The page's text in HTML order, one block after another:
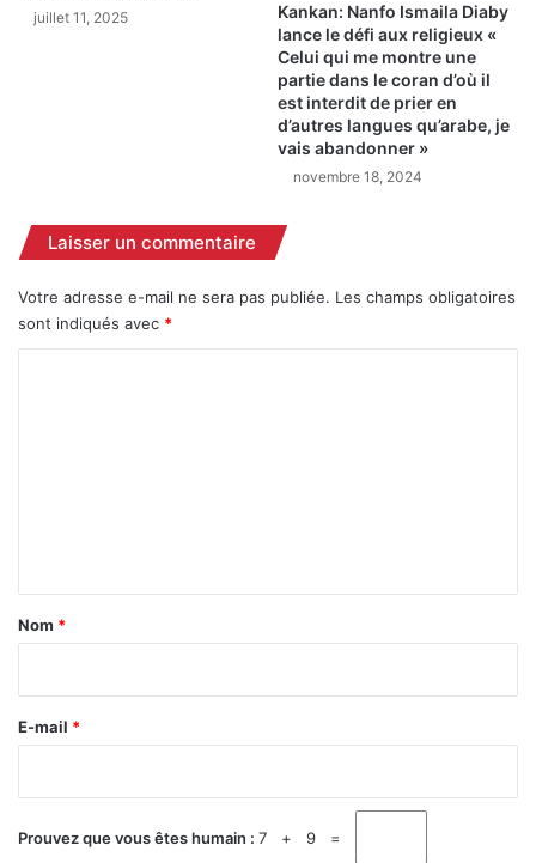
juillet 11, 2025
Kankan: Nanfo Ismaila Diaby
lance le défi aux religieux «
Celui qui me montre une
partie dans le coran d’où il
est interdit de prier en
d’autres langues qu’arabe, je
vais abandonner »
novembre 18, 2024
Laisser un commentaire
Votre adresse e-mail ne sera pas publiée. Les champs obligatoires
sont indiqués avec *
a
e
Nom *
E-mail *
Prouvez que vous êtes humain : 7 + 9 =